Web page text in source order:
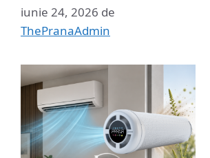
iunie 24, 2026 de
ThePranaAdmin